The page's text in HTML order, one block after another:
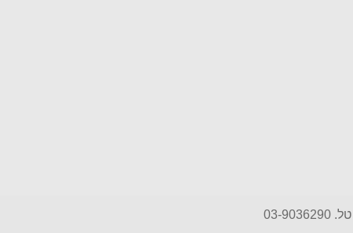
טל. 03-9036290